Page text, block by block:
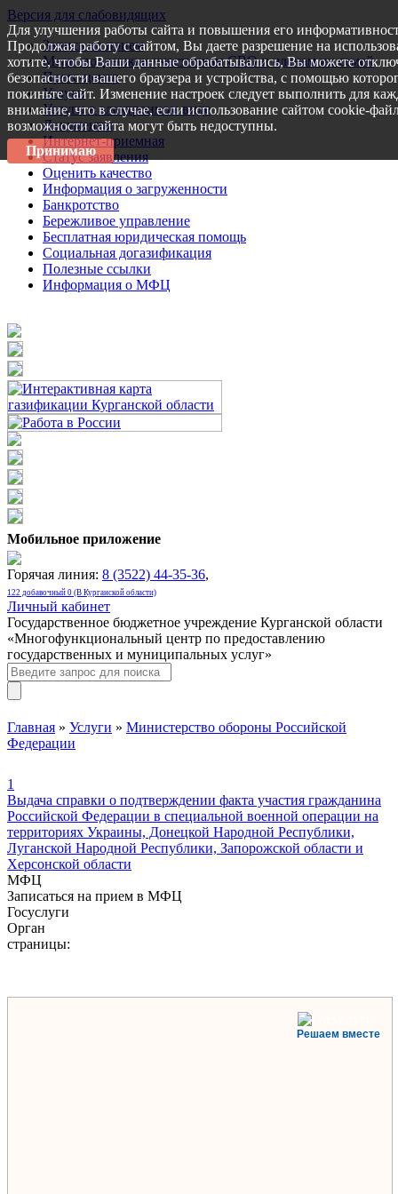
Версия для слабовидящих
Запись на прием
Меры поддержки участникам СВО и членам их семей
Пресс-центр
Услуги
Услуги в электронном виде
Документы
Интернет-приемная
Статус заявления
Оценить качество
Информация о загруженности
Банкротство
Бережливое управление
Бесплатная юридическая помощь
Социальная догазификация
Полезные ссылки
Информация о МФЦ
Мобильное приложение
Горячая линия: 8 (3522) 44-35-36,
122 добавочный 0 (В Курганской области)
Личный кабинет
Государственное бюджетное учреждение Курганской области
«Многофункциональный центр по предоставлению
государственных и муниципальных услуг»
Главная » Услуги » Министерство обороны Российской
Федерации
1
Выдача справки о подтверждении факта участия гражданина
Российской Федерации в специальной военной операции на
территориях Украины, Донецкой Народной Республики,
Луганской Народной Республики, Запорожской области и
Херсонской области
МФЦ
Записаться на прием в МФЦ
Госуслуги
Орган
страницы:
Решаем вместе
Для улучшения работы сайта и повышения его
Продолжая работу с сайтом, Вы даете разрешение на
хотите, чтобы Ваши данные обрабатывались, Вы можете
безопасности вашего браузера и устройства, с помощью
покиньте сайт. Изменение настроек следует выполнить для
внимание, что в случае, если использование сайтом cookie-
возможности сайта могут быть недоступны.
Принимаю